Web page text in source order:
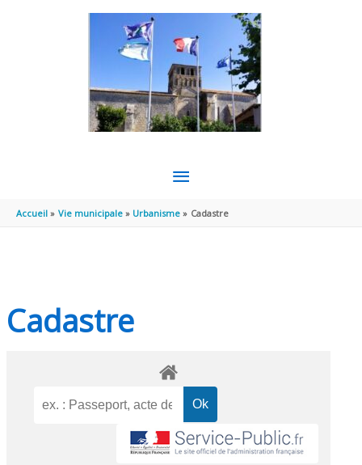
MENU
PRINCIPAL
Accueil Vie municipale Urbanisme Cadastre
Cadastre